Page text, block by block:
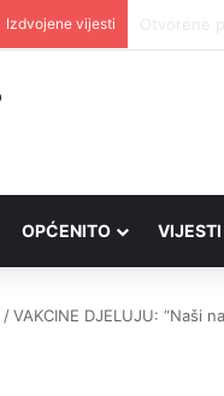
Izdvojene vijesti
OPĆENITO
/VAKCINE DJELUJU: “Naši